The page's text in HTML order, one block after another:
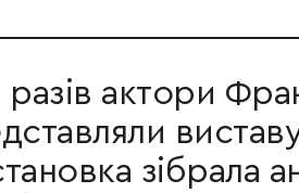
актори
зібрала